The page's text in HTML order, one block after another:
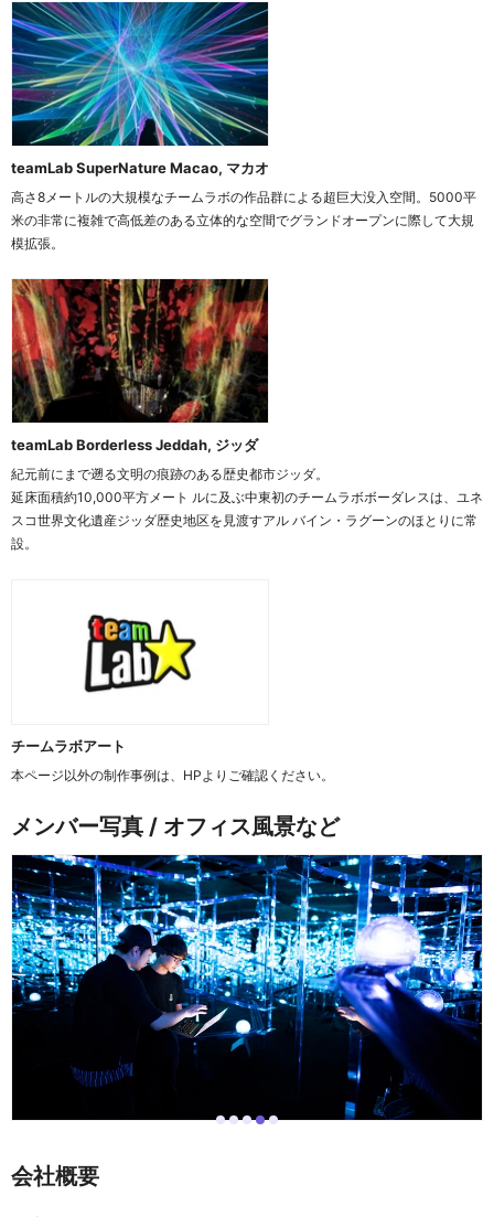
teamLab SuperNature Macao, マカオ
高さ8メートルの大規模なチームラボの作品群による超巨大没入空間。5000平
米の非常に複雑で高低差のある立体的な空間でグランドオープンに際して大規
模拡張。
teamLab Borderless Jeddah, ジッダ
紀元前にまで遡る文明の痕跡のある歴史都市ジッダ。
延床面積約10,000平方メート ルに及ぶ中東初のチームラボボーダレスは、ユネ
スコ世界文化遺産ジッダ歴史地区を見渡すアル バイン・ラグーンのほとりに常
設。
チームラボアート
本ページ以外の制作事例は、HPよりご確認ください。
メンバー写真 / オフィス風景など
i i i i i
e
m
会社概要